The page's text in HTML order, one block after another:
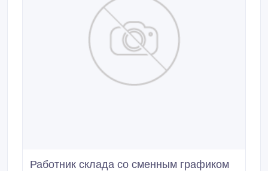
Работник склада со сменным графиком